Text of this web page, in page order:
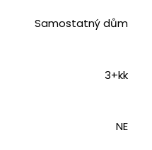
Samostatný dům
3+kk
NE